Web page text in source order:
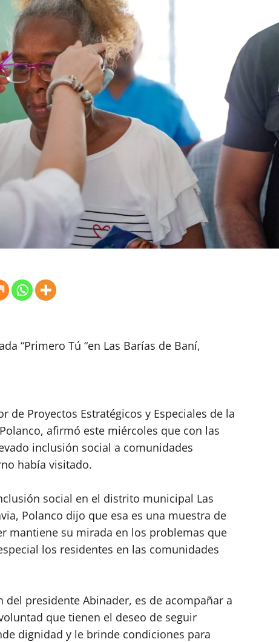
“Primero Tú “en Las Barías de Baní,
de Proyectos Estratégicos y Especiales de la
afirmó este miércoles que con las
inclusión social a comunidades
había visitado.
social en el distrito municipal Las
Polanco dijo que esa es una muestra de
mantiene su mirada en los problemas que
los residentes en las comunidades
presidente Abinader, es de acompañar a
que tienen el deseo de seguir
dignidad y le brinde condiciones para